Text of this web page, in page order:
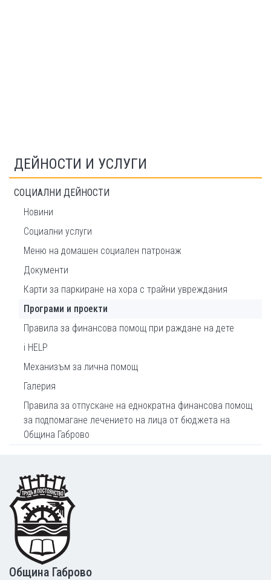
ДЕЙНОСТИ И УСЛУГИ
СОЦИАЛНИ ДЕЙНОСТИ
Новини
Социални услуги
Меню на домашeн социален патронаж
Документи
Карти за паркиране на хора с трайни увреждания
Програми и проекти
Правила за финансова помощ при раждане на дете
i HELP
Механизъм за лична помощ
Галерия
Правила за отпускане на еднократна финансова помощ
за подпомагане лечението на лица от бюджета на
Община Габрово
Footer
Община Габрово